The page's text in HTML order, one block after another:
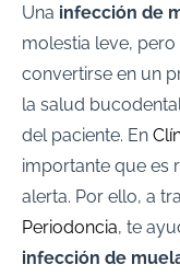
Una infección de
molestia leve,
convertirse en un
la salud
del paciente. En
importante que es
alerta. Por ello, a
Periodoncia, te
infección de